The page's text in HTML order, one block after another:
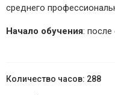
среднего
Начало обучения: после
288